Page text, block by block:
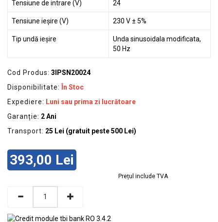
Tensiune de intrare (V) 24
Tensiune ieșire (V) 230 V ± 5%
Tip undă ieșire
Unda sinusoidala modificata,
50 Hz
Cod Produs: 3IPSN20024
Disponibilitate:
În Stoc
Expediere: Luni sau prima zi lucrătoare
Garanție: 2 Ani
Transport: 25 Lei (gratuit peste 500 Lei)
393,00 Lei
Prețul include TVA